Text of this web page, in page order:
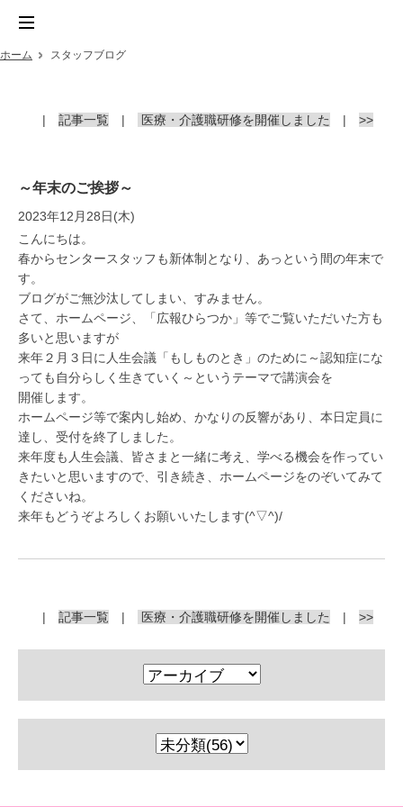
ホーム スタッフブログ
| 記事一覧 | 医療・介護職研修を開催しました | >>
～年末のご挨拶～
2023年12月28日(木)
こんにちは。
春からセンタースタッフも新体制となり、あっという間の年末で
す。
ブログがご無沙汰してしまい、すみません。
さて、ホームページ、「広報ひらつか」等でご覧いただいた方も
多いと思いますが
来年２月３日に人生会議「もしものとき」のために～認知症にな
っても自分らしく生きていく～というテーマで講演会を
開催します。
ホームページ等で案内し始め、かなりの反響があり、本日定員に
達し、受付を終了しました。
来年度も人生会議、皆さまと一緒に考え、学べる機会を作ってい
きたいと思いますので、引き続き、ホームページをのぞいてみて
くださいね。
来年もどうぞよろしくお願いいたします(^▽^)/
| 記事一覧 | 医療・介護職研修を開催しました | >>